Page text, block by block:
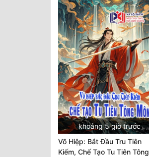
khoảng 5 giờ trước
Võ Hiệp: Bắt Đầu Tru Tiên
Kiếm, Chế Tạo Tu Tiên Tông